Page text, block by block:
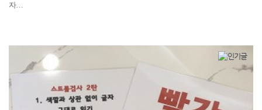
자…